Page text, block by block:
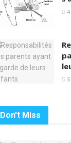
4
Don't Miss